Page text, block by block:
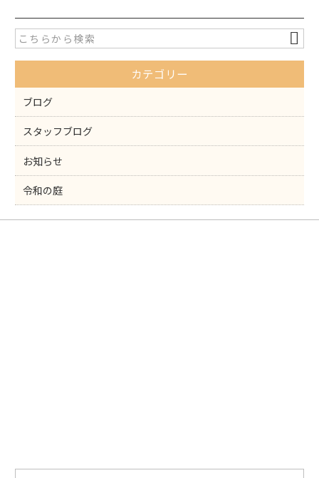
e
b
o
o
k
er
カテゴリー
ブログ
スタッフブログ
お知らせ
令和の庭